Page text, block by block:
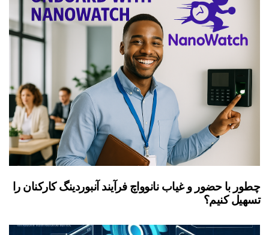
چطور با حضور و غیاب نانوواچ فرآیند آنبوردینگ کارکنان را
تسهیل کنیم؟